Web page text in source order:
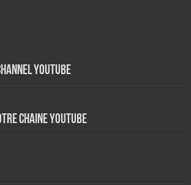
Youtube
chaine Youtube